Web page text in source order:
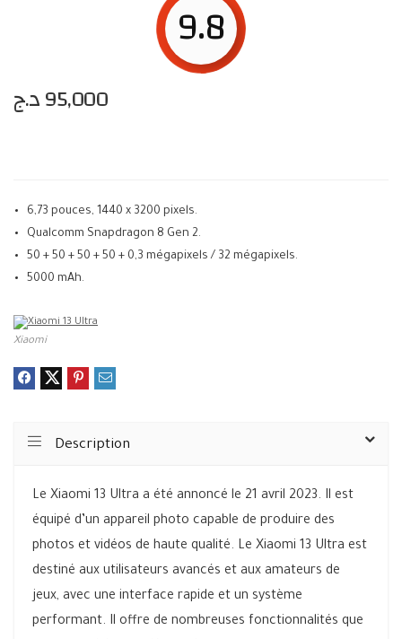
9.8
95,000د.ج
6,73 pouces, 1440 x 3200 pixels.
Qualcomm Snapdragon 8 Gen 2.
50 + 50 + 50 + 50 + 0,3 mégapixels / 32 mégapixels.
5000 mAh.
Xiaomi
Description
Le Xiaomi 13 Ultra a été annoncé le 21 avril 2023. Il est
équipé d’un appareil photo capable de produire des
photos et vidéos de haute qualité. Le Xiaomi 13 Ultra est
destiné aux utilisateurs avancés et aux amateurs de
jeux, avec une interface rapide et un système
performant. Il offre de nombreuses fonctionnalités que